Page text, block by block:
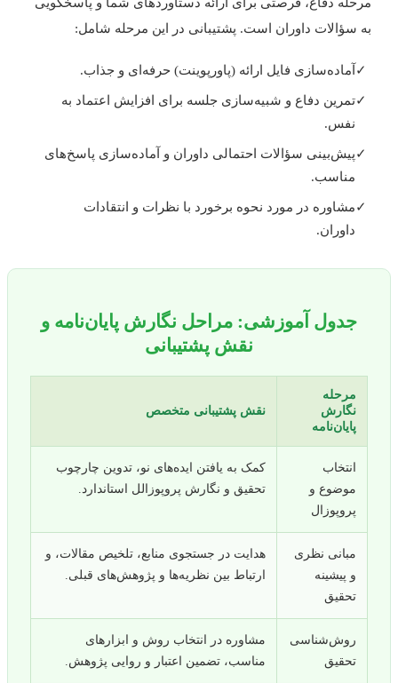
سؤالات داوران است. پشتیبانی در این مرحله شامل:
آماده‌سازی فایل ارائه (پاورپوینت) حرفه‌ای و جذاب.
تمرین دفاع و شبیه‌سازی جلسه برای افزایش اعتماد به
نفس.
پیش‌بینی سؤالات احتمالی داوران و آماده‌سازی پاسخ‌های
مناسب.
مشاوره در مورد نحوه برخورد با نظرات و انتقادات
داوران.
جدول آموزشی: مراحل نگارش پایان‌نامه و
نقش پشتیبانی
مرحله
نگارش
پایان‌نامه
نقش پشتیبانی متخصص
انتخاب
موضوع و
پروپوزال
کمک به یافتن ایده‌های نو، تدوین چارچوب
تحقیق و نگارش پروپوزالل استاندارد.
مبانی نظری
و پیشینه
تحقیق
هدایت در جستجوی منابع، تلخیص مقالات، و
ارتباط بین نظریه‌ها و پژوهش‌های قبلی.
روش‌شناسی
تحقیق
مشاوره در انتخاب روش‌ و ابزارهای
مناسب، تضمین اعتبار و روایی پژوهش.